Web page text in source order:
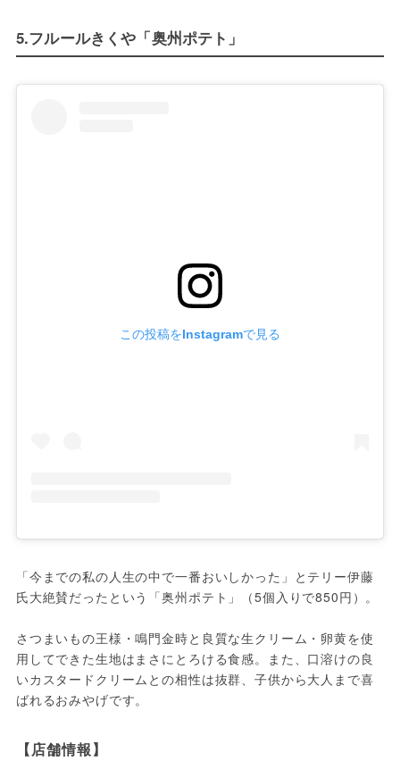
5.フルールきくや「奥州ポテト」
この投稿をInstagramで見る
「今までの私の人生の中で一番おいしかった」とテリー伊藤
氏大絶賛だったという「奥州ポテト」（5個入りで850円）。
さつまいもの王様・鳴門金時と良質な生クリーム・卵黄を使
用してできた生地はまさにとろける食感。また、口溶けの良
いカスタードクリームとの相性は抜群、子供から大人まで喜
ばれるおみやげです。
【店舗情報】